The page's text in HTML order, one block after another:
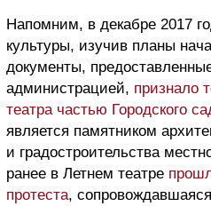
Напомним, в декабре 2017
культуры, изучив планы
документы,
администрацией, признало
театра частью Городского
является памятником
и градостроительства
ранее в Летнем театре
протеста,